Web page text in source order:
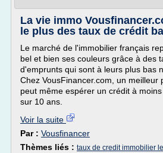
La vie immo
le plus des taux de crédit
Le marché de l'immobilier français
bel et bien ses couleurs grâce à des
d'emprunts qui sont à leurs plus bas
Chez VousFinancer.com, un meilleur
peut même espérer un crédit à
sur 10 ans.
Voir la suite
Par : Vousfinancer
Thèmes liés : taux de credit immobilier